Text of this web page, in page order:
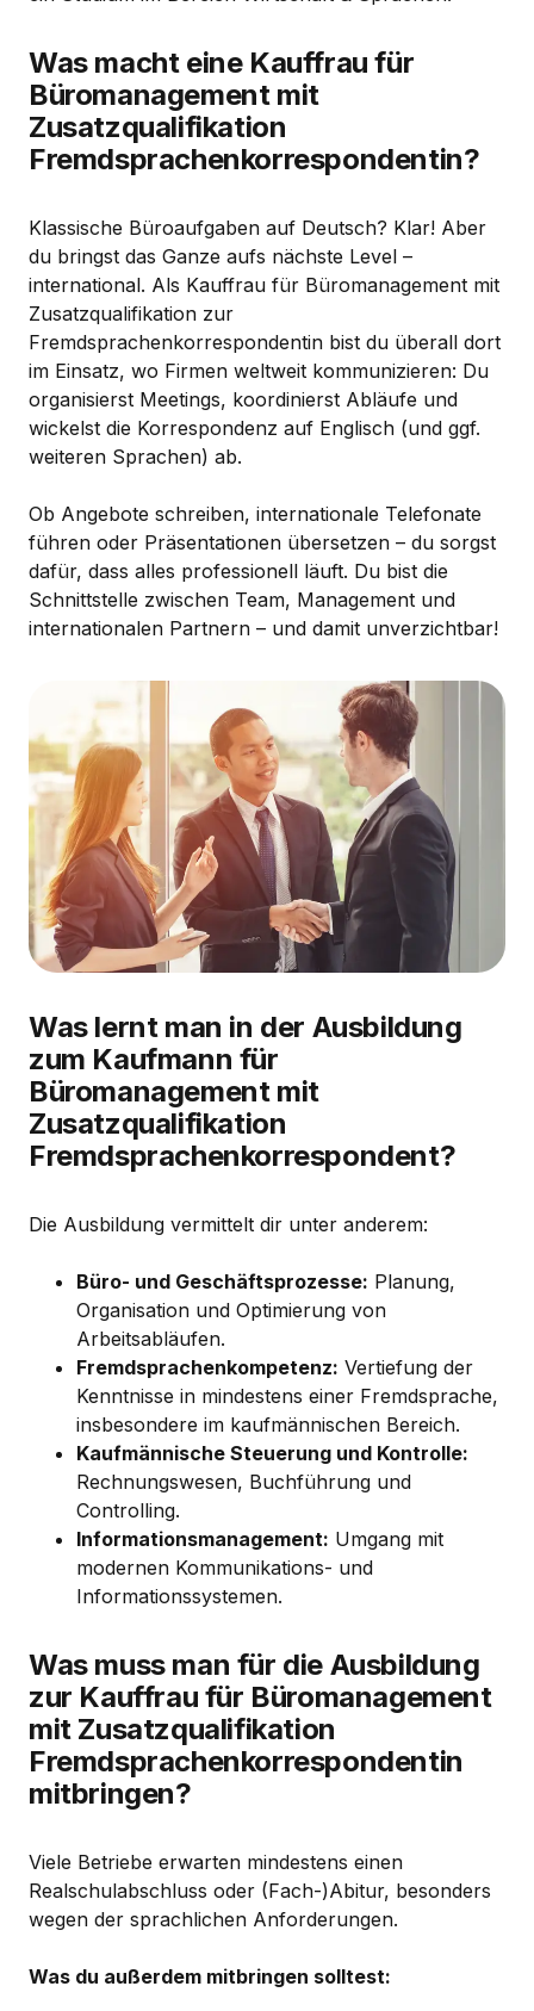
Was macht eine Kauffrau für
Büromanagement mit
Zusatzqualifikation
Fremdsprachenkorrespondentin?
Klassische Büroaufgaben auf Deutsch? Klar! Aber
du bringst das Ganze aufs nächste Level –
international. Als Kauffrau für Büromanagement mit
Zusatzqualifikation zur
Fremdsprachenkorrespondentin bist du überall dort
im Einsatz, wo Firmen weltweit kommunizieren: Du
organisierst Meetings, koordinierst Abläufe und
wickelst die Korrespondenz auf Englisch (und ggf.
weiteren Sprachen) ab.
Ob Angebote schreiben, internationale Telefonate
führen oder Präsentationen übersetzen – du sorgst
dafür, dass alles professionell läuft. Du bist die
Schnittstelle zwischen Team, Management und
internationalen Partnern – und damit unverzichtbar!
Was lernt man in der Ausbildung
zum Kaufmann für
Büromanagement mit
Zusatzqualifikation
Fremdsprachenkorrespondent?
Die Ausbildung vermittelt dir unter anderem:
Büro- und Geschäftsprozesse: Planung,
Organisation und Optimierung von
Arbeitsabläufen.
Fremdsprachenkompetenz: Vertiefung der
Kenntnisse in mindestens einer Fremdsprache,
insbesondere im kaufmännischen Bereich.
Kaufmännische Steuerung und Kontrolle:
Rechnungswesen, Buchführung und
Controlling.
Informationsmanagement: Umgang mit
modernen Kommunikations- und
Informationssystemen.
Was muss man für die Ausbildung
zur Kauffrau für Büromanagement
mit Zusatzqualifikation
Fremdsprachenkorrespondentin
mitbringen?
Viele Betriebe erwarten mindestens einen
Realschulabschluss oder (Fach-)Abitur, besonders
wegen der sprachlichen Anforderungen.
Was du außerdem mitbringen solltest: